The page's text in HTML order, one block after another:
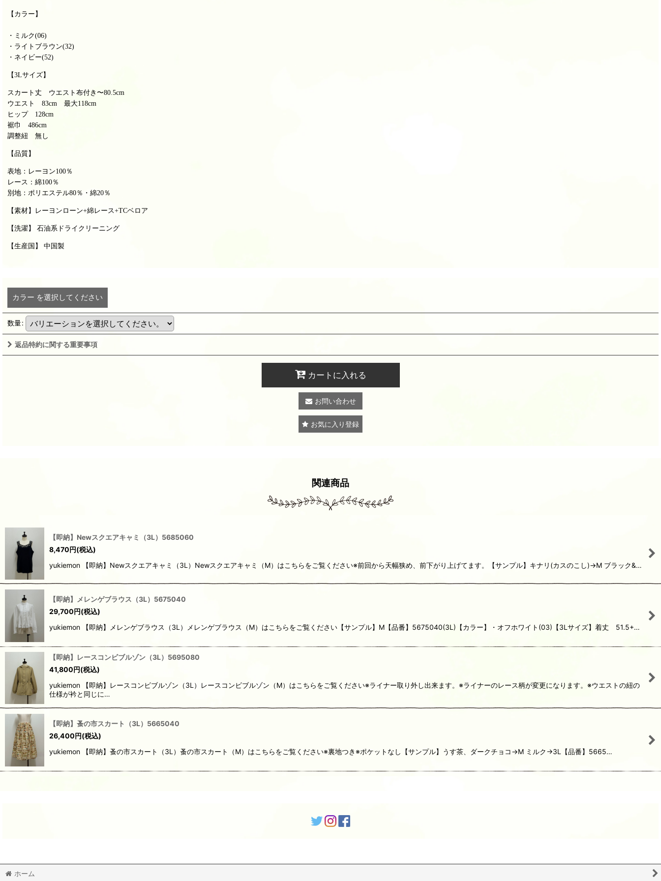
【カラー】
・ミルク(06)
・ライトブラウン(32)
・ネイビー(52)
【3Lサイズ】
スカート丈 ウエスト布付き〜80.5cm
ウエスト 83cm 最大118cm
ヒップ 128cm
裾巾 486cm
調整紐 無し
【品質】
表地：レーヨン100％
レース：綿100％
別地：ポリエステル80％・綿20％
【素材】レーヨンローン+綿レース+TCベロア
【洗濯】 石油系ドライクリーニング
【生産国】 中国製
カラー を選択してください
数量:
返品特約に関する重要事項
カートに入れる
お問い合わせ
お気に入り登録
関連商品
【即納】Newスクエアキャミ（3L）5685060
8,470円(税込)
yukiemon 【即納】Newスクエアキャミ（3L）Newスクエアキャミ（M）はこちらをご覧ください※前回から天幅狭め、前下がり上げてます。【サンプル】キナリ(カスのこし)→M ブラック&…
【即納】メレンゲブラウス（3L）5675040
29,700円(税込)
yukiemon 【即納】メレンゲブラウス（3L）メレンゲブラウス（M）はこちらをご覧ください【サンプル】M【品番】5675040(3L)【カラー】・オフホワイト(03)【3Lサイズ】着丈 51.5+…
【即納】レースコンビブルゾン（3L）5695080
41,800円(税込)
yukiemon 【即納】レースコンビブルゾン（3L）レースコンビブルゾン（M）はこちらをご覧ください※ライナー取り外し出来ます。※ライナーのレース柄が変更になります。※ウエストの紐の
仕様が衿と同じに…
【即納】蚤の市スカート（3L）5665040
26,400円(税込)
yukiemon 【即納】蚤の市スカート（3L）蚤の市スカート（M）はこちらをご覧ください※裏地つき※ポケットなし【サンプル】うす茶、ダークチョコ→M ミルク→3L【品番】5665…
ホーム